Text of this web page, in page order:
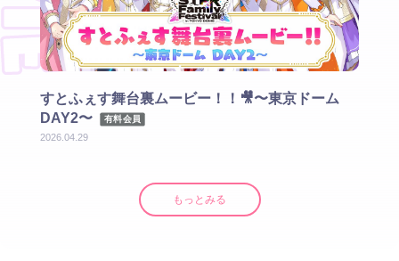
すとふぇす舞台裏ムービー！！🎥〜東京ドーム
DAY2〜
有料会員
2026.04.29
もっとみる